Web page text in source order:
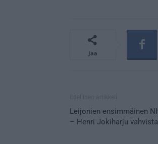
Jaa
Leijonien ensimmäinen
– Henri Jokiharju